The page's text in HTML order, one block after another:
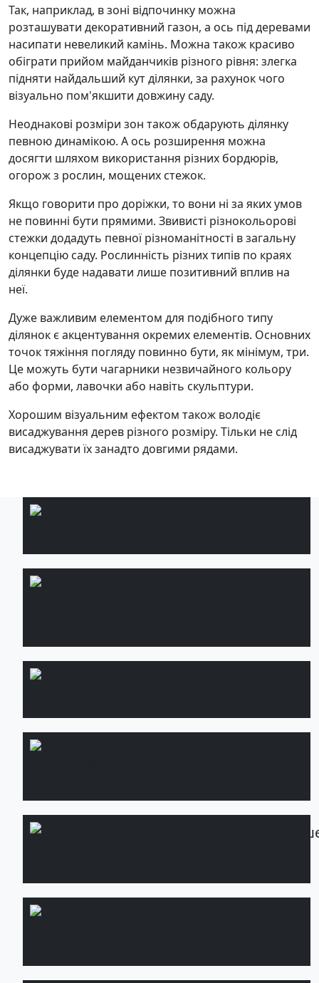
Так, наприклад, в зоні відпочинку можна
розташувати декоративний газон, а ось під деревами
насипати невеликий камінь. Можна також красиво
обіграти прийом майданчиків різного рівня: злегка
підняти найдальший кут ділянки, за рахунок чого
візуально пом'якшити довжину саду.
Неоднакові розміри зон також обдарують ділянку
певною динамікою. А ось розширення можна
досягти шляхом використання різних бордюрів,
огорож з рослин, мощених стежок.
Якщо говорити про доріжки, то вони ні за яких умов
не повинні бути прямими. Звивисті різнокольорові
стежки додадуть певної різноманітності в загальну
концепцію саду. Рослинність різних типів по краях
ділянки буде надавати лише позитивний вплив на
неї.
Дуже важливим елементом для подібного типу
ділянок є акцентування окремих елементів. Основних
точок тяжіння погляду повинно бути, як мінімум, три.
Це можуть бути чагарники незвичайного кольору
або форми, лавочки або навіть скульптури.
Хорошим візуальним ефектом також володіє
висаджування дерев різного розміру. Тільки не слід
висаджувати їх занадто довгими рядами.